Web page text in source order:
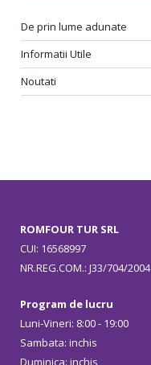
De prin lume adunate
Informatii Utile
Noutati
ROMFOUR TUR SRL
CUI: 16568997
NR.REG.COM.: J33/704/2004
Program de lucru
Luni-Vineri: 8:00 - 19:00
Sambata: inchis
Duminica: inchis